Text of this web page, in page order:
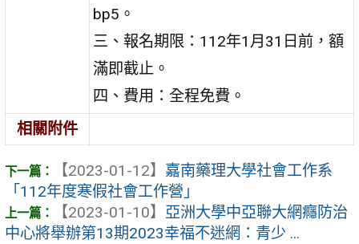
bp5。
三、報名期限：112年1月31日前，額
滿即截止。
四、費用：全程免費。
相關附件
【2023-01-12】 嘉南藥理大學社會工作系
「112年度寒假社會工作營」
【2023-01-10】 亞洲大學中亞聯大網癮防治
中心將舉辦第13期2023幸福不迷網：青少 ...